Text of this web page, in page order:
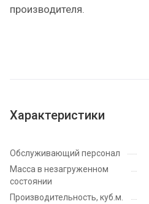
производителя.
Характеристики
Обслуживающий персонал
Масса в незагруженном
состоянии
Производительность, куб.м.